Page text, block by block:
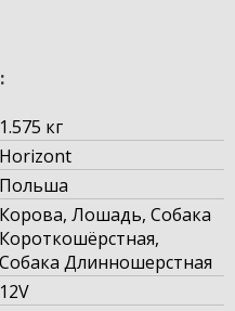
1.575 кг
Horizont
Польша
Корова, Лошадь, Собака
Короткошёрстная,
Собака Длинношерстная
12V